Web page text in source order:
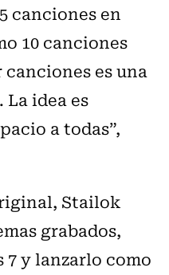
canciones en
10 canciones
canciones es una
idea es
a todas”,
Stailok
grabados,
7 y lanzarlo como